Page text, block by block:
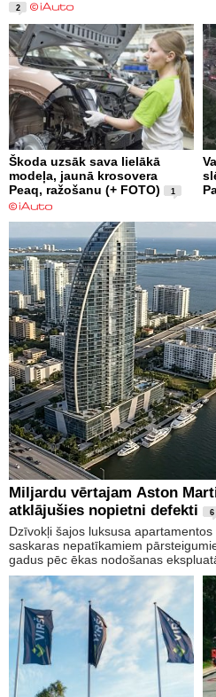
2
Škoda uzsāk sava lielākā
modeļa, jaunā krosovera
Peaq, ražošanu (+ FOTO)
1
Miljardu vērtajam Aston
atklājušies nopietni defekti
6
Dzīvokļi šajos luksusa
saskaras nepatīkamiem
gadus pēc ēkas nodošanas